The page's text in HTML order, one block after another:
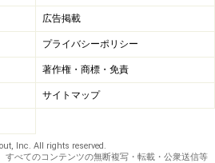
旬までは庭木の植えつけ適期で
てくれる「木」。この春は、庭
んか？ 今までとは違った風景が
広告掲載
プライバシーポリシー
著作権・商標・免責
サイトマップ
Inc. All rights reserved.
すべてのコンテンツの無断複写・転載・公衆送信等